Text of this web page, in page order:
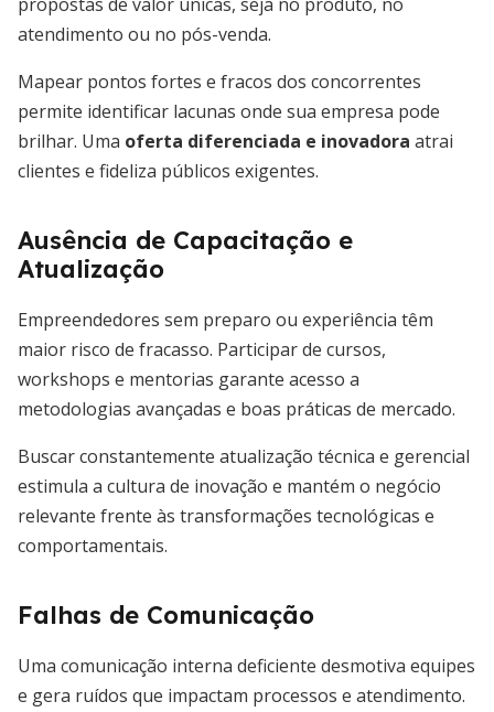
atendimento ou no pós-venda.
Mapear pontos fortes e fracos dos concorrentes
permite identificar lacunas onde sua empresa pode
brilhar. Uma oferta diferenciada e inovadora atrai
clientes e fideliza públicos exigentes.
Ausência de Capacitação e
Atualização
Empreendedores sem preparo ou experiência têm
maior risco de fracasso. Participar de cursos,
workshops e mentorias garante acesso a
metodologias avançadas e boas práticas de mercado.
Buscar constantemente atualização técnica e gerencial
estimula a cultura de inovação e mantém o negócio
relevante frente às transformações tecnológicas e
comportamentais.
Falhas de Comunicação
Uma comunicação interna deficiente desmotiva equipes
e gera ruídos que impactam processos e atendimento.